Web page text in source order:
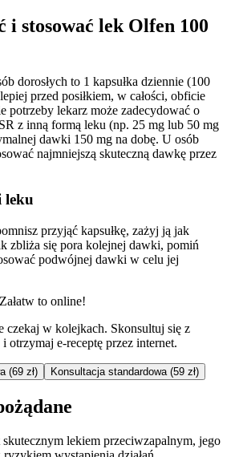
i stosować lek Olfen 100
dorosłych to 1 kapsułka dziennie (100
przed posiłkiem, w całości, obficie
potrzeby lekarz może zadecydować o
z inną formą leku (np. 25 mg lub 50 mg
dawki 150 mg na dobę. U osób
najmniejszą skuteczną dawkę przez
leku
przyjąć kapsułkę, zażyj ją jak
zbliża się pora kolejnej dawki, pomiń
podwójnej dawki w celu jej
to online!
czekaj w kolejkach. Skonsultuj się z
otrzymaj e-receptę przez internet.
(69 zł) Konsultacja standardowa (59 zł)
lekiem przeciwzapalnym, jego